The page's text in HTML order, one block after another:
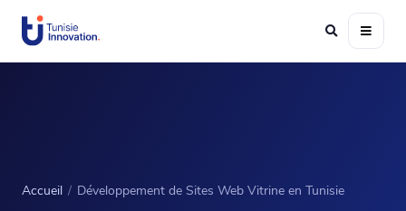
Accueil / Développement de Sites Web Vitrine en Tunisie